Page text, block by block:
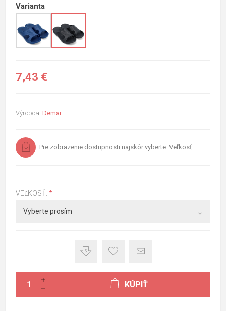
Varianta
7,43 €
Výrobca: Demar
Pre zobrazenie dostupnosti najskôr vyberte: Veľkosť
VEĽKOSŤ: *
KÚPIŤ